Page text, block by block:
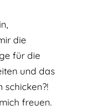
die
für die
und das
schicken?!
freuen.